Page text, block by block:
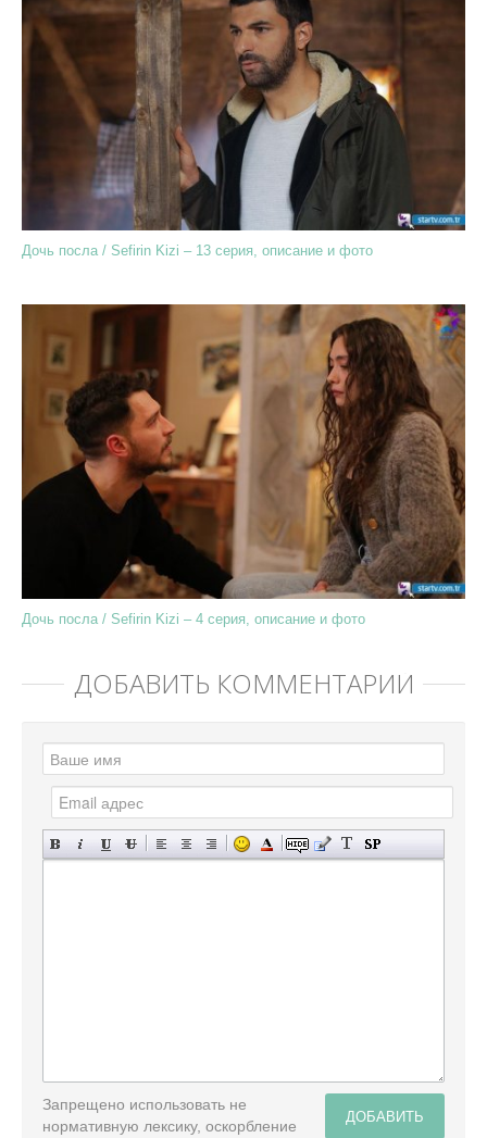
Дочь посла / Sefirin Kizi – 13 серия, описание и фото
Дочь посла / Sefirin Kizi – 4 серия, описание и фото
ДОБАВИТЬ КОММЕНТАРИЙ
ДОБАВИТЬ
Запрещено использовать не
нормативную лексику, оскорбление